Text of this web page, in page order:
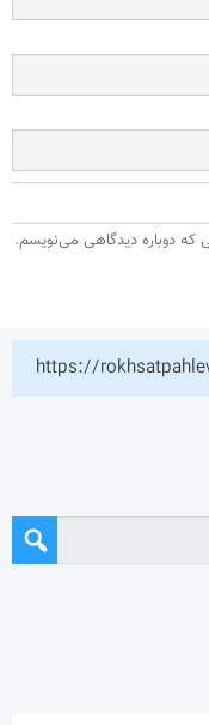
که دوباره دیدگاهی می‌نویسم.
https://